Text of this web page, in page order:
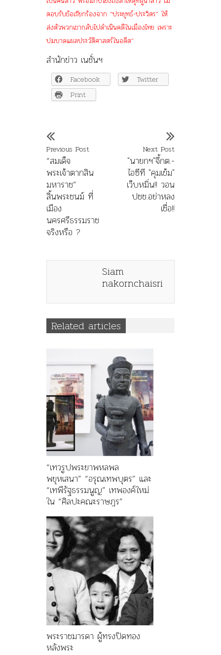
ตอบรับข้อเรียกร้องจาก “ประยุทธ์-ประวิตร” ให้
ส่งตัวพวกเขากลับไปดำเนินคดีในเมืองไทย เพราะ
ปมบาดแผลประวัติศาสตร์ในอดีต”
สำนักข่าว เนชั่นฯ
Facebook
Twitter
Print
Previous Post
“สมเด็จ
พระเจ้าตากสิน
มหาราช”
สิ้นพระชนม์ ที่
เมือง
นครศรีธรรมราช
จริงหรือ ?
Next Post
"นายกฯ"จี้กต.-
ไอซีที "คุมเข้ม"
เว็บหมิ่น!! วอน
ปชช.อย่าหลง
เชื่อ!!
Siam
nakornchaisri
Related articles
“เทวรูปพระยาพหลพล
พยุหเสนา” “อรุณเทพบุตร” และ
“เทพีรัฐธรรมนูญ” เทพองค์ใหม่
ใน “ศิลปะคณะราษฎร”
พระราชมารดา ผู้ทรงปิดทอง
หลังพระ